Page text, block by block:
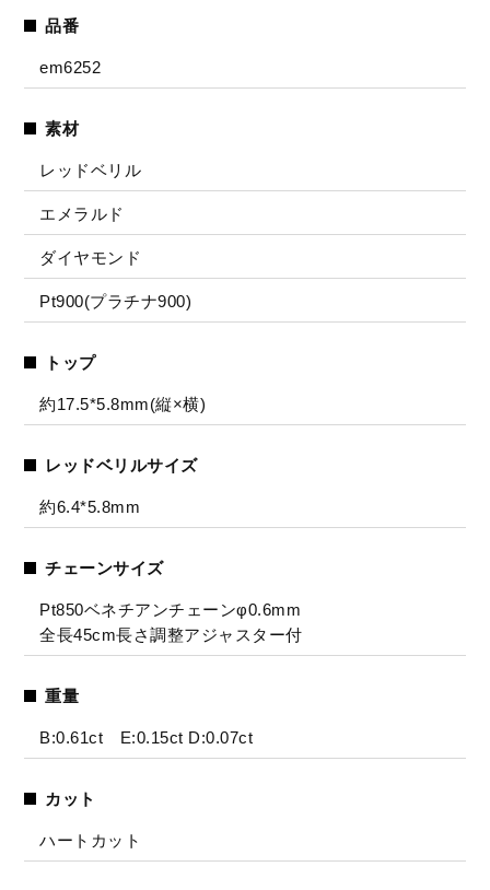
品番
em6252
素材
レッドベリル
エメラルド
ダイヤモンド
Pt900(プラチナ900)
トップ
約17.5*5.8mm(縦×横)
レッドベリルサイズ
約6.4*5.8mm
チェーンサイズ
Pt850ベネチアンチェーンφ0.6mm
全長45cm長さ調整アジャスター付
重量
B:0.61ct E:0.15ct D:0.07ct
カット
ハートカット